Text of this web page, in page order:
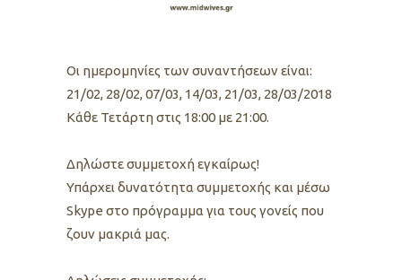
Oι ημερομηνίες των συναντήσεων είναι:
21/02, 28/02, 07/03, 14/03, 21/03, 28/03/2018
Kάθε Τετάρτη στις 18:00 με 21:00.
Δηλώστε συμμετοχή εγκαίρως!
Υπάρχει δυνατότητα συμμετοχής και μέσω
Skype στο πρόγραμμα για τους γονείς που
ζουν μακριά μας.